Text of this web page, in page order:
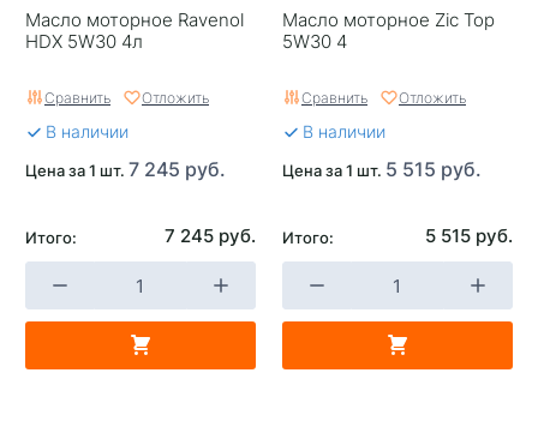
Серия
~
Срок годности в днях
1825
Тип двигателя
Бензиновый двигатель
бензиновым двигателем
Страна изготовителя
Германия
Масло моторное Ravenol
HDX 5W30 4л
Сравнить Отложить
В наличии
Цена за 1 шт. 7 245 руб.
Итого: 7 245 руб.
Масло моторное Zic Top
5W30 4
Сравнить Отложить
В наличии
Цена за 1 шт. 5 515 руб.
Итого: 5 515 руб.